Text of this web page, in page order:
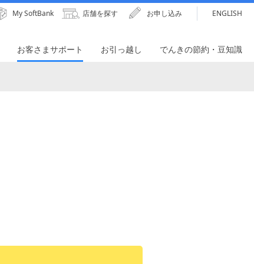
My SoftBank 店舗を探す お申し込み ENGLISH
お客さまサポート お引っ越し でんきの節約・豆知識